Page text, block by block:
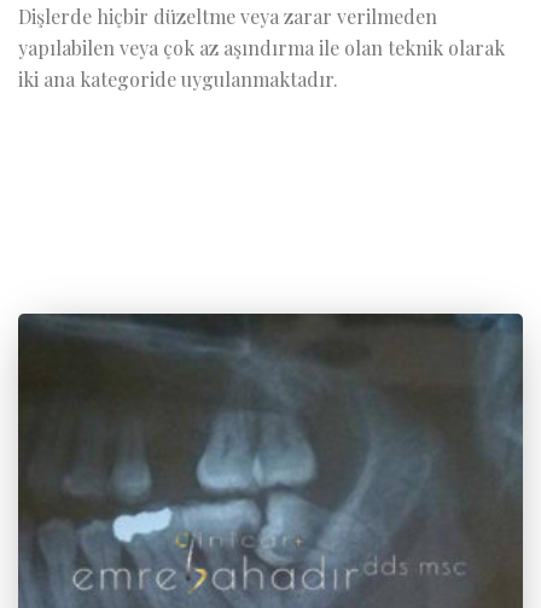
Dişlerde hiçbir düzeltme veya zarar verilmeden
yapılabilen veya çok az aşındırma ile olan teknik olarak
iki ana kategoride uygulanmaktadır.